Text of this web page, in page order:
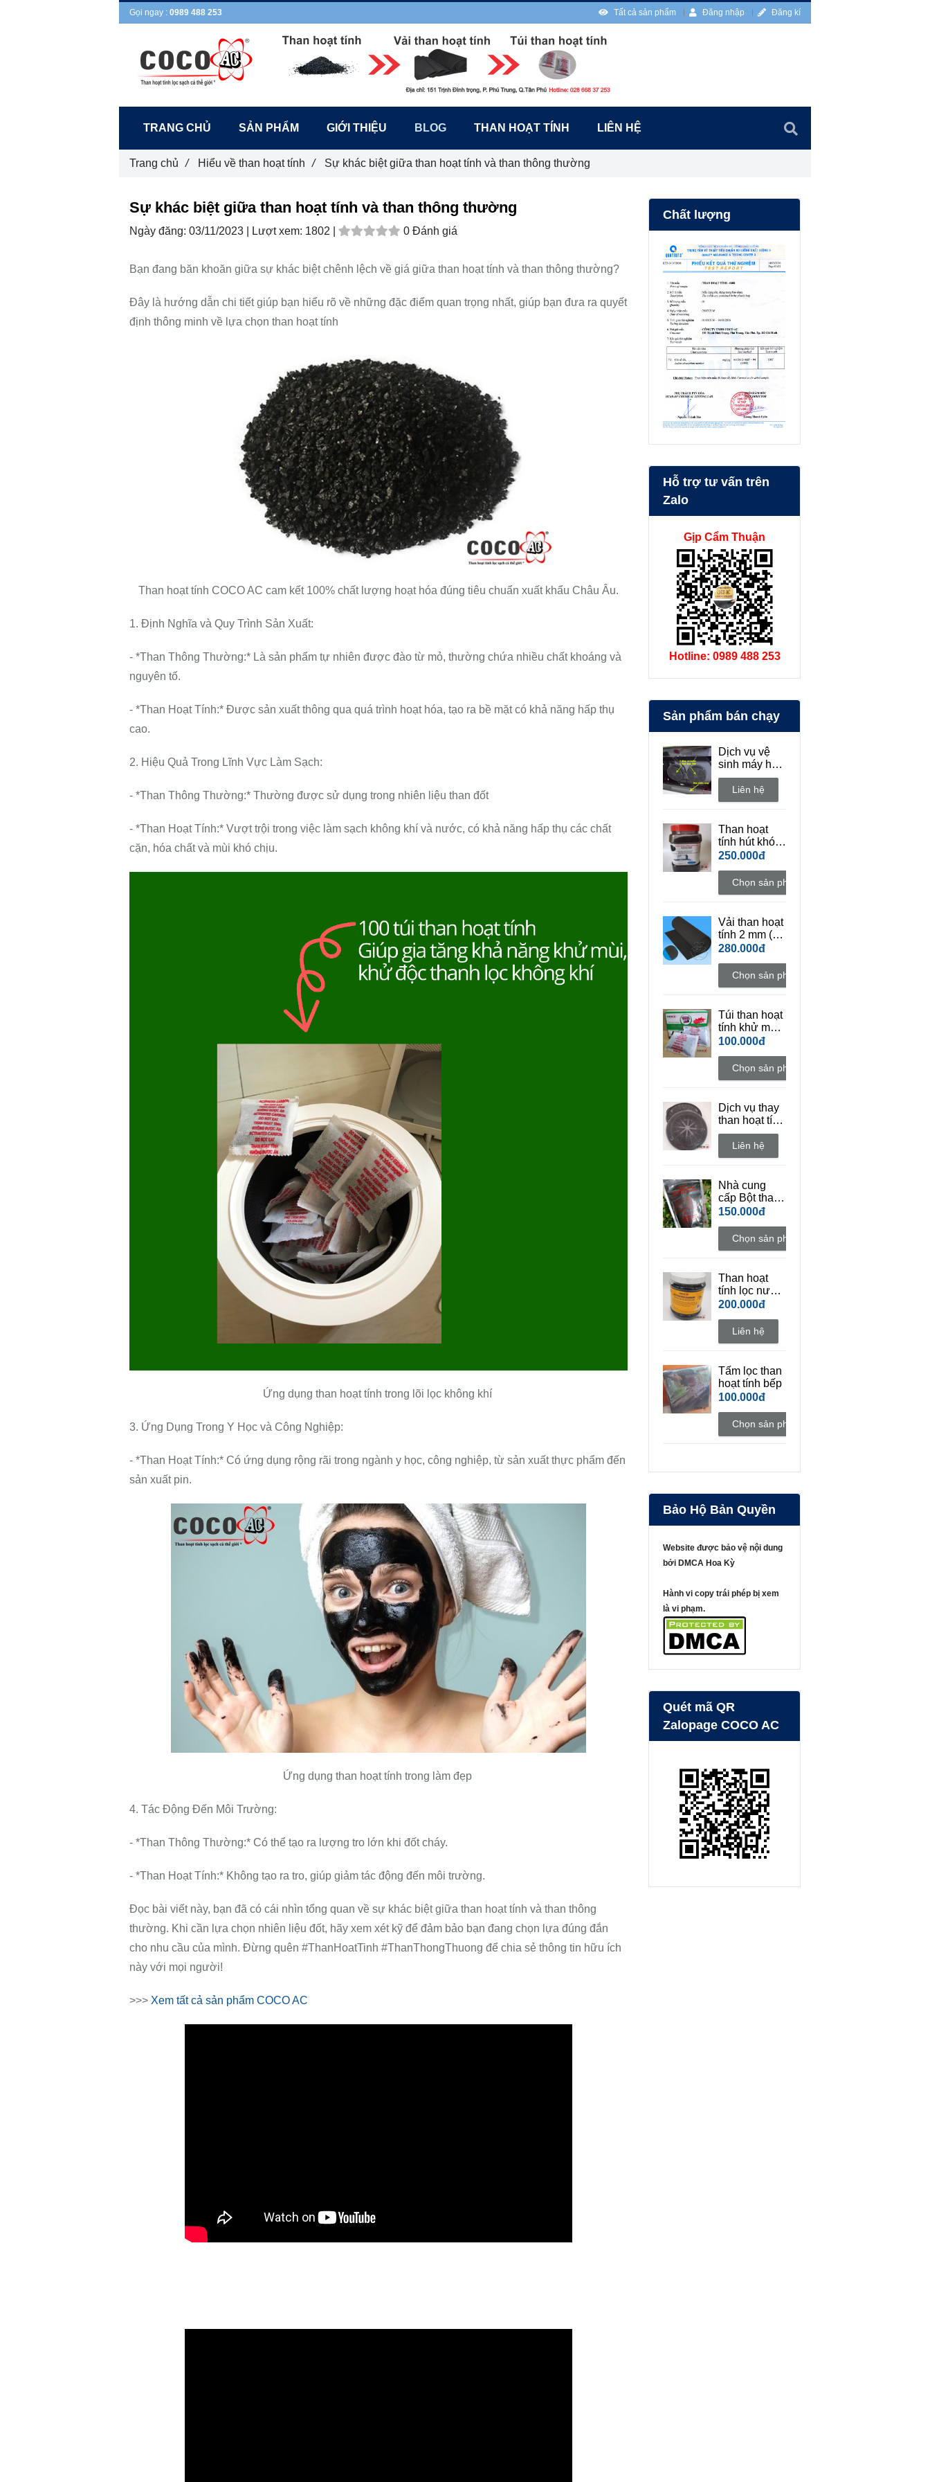
Sự khác biệt giữa than hoạt tính và than thông thường
Ngày đăng: 03/11/2023 | Lượt xem: 1802 | 0 Đánh giá
Bạn đang băn khoăn giữa sự khác biệt chênh lệch về giá giữa than hoạt tính và than thông thường?
Đây là hướng dẫn chi tiết giúp bạn hiểu rõ về những đặc điểm quan trọng nhất, giúp bạn đưa ra quyết
định thông minh về lựa chọn than hoạt tính
Than hoạt tính COCO AC cam kết 100% chất lượng hoạt hóa đúng tiêu chuẩn xuất khẩu Châu Âu.
1. Định Nghĩa và Quy Trình Sản Xuất:
- *Than Thông Thường:* Là sản phẩm tự nhiên được đào từ mỏ, thường chứa nhiều chất khoáng và
nguyên tố.
- *Than Hoạt Tính:* Được sản xuất thông qua quá trình hoạt hóa, tạo ra bề mặt có khả năng hấp thụ
cao.
2. Hiệu Quả Trong Lĩnh Vực Làm Sạch:
- *Than Thông Thường:* Thường được sử dụng trong nhiên liệu than đốt
- *Than Hoạt Tính:* Vượt trội trong việc làm sạch không khí và nước, có khả năng hấp thụ các chất
cặn, hóa chất và mùi khó chịu.
Ứng dụng than hoạt tính trong lõi lọc không khí
3. Ứng Dụng Trong Y Học và Công Nghiệp:
- *Than Hoạt Tính:* Có ứng dụng rộng rãi trong ngành y học, công nghiệp, từ sản xuất thực phẩm đến
sản xuất pin.
Ứng dụng than hoạt tính trong làm đẹp
4. Tác Động Đến Môi Trường:
- *Than Thông Thường:* Có thể tạo ra lượng tro lớn khi đốt cháy.
- *Than Hoạt Tính:* Không tạo ra tro, giúp giảm tác động đến môi trường.
Đọc bài viết này, bạn đã có cái nhìn tổng quan về sự khác biệt giữa than hoạt tính và than thông
thường. Khi cần lựa chọn nhiên liệu đốt, hãy xem xét kỹ để đảm bảo bạn đang chọn lựa đúng đắn
cho nhu cầu của mình. Đừng quên #ThanHoatTinh #ThanThongThuong để chia sẻ thông tin hữu ích
này với mọi người!
>>> Xem tất cả sản phẩm COCO AC
Chất lượng
Hỗ trợ tư vấn trên
Zalo
Gịp Cẩm Thuận
Hotline: 0989 488 253
Sản phẩm bán chạy
Dịch vụ vệ
sinh máy hút
mùi bếp tận
nhàLiên hệ
Than hoạt
tính hút khói
khử mùi bếp
250.000đ
Chọn sản phẩm
Vải than hoạt
tính 2 mm (
đặc điểm dai
280.000đ
Chọn sản phẩm
Túi than hoạt
tính khử mùi
COCO AC
tặng thêm 2
túi)
100.000đ
Chọn sản phẩm
Dịch vụ thay
than hoạt tính
vỉ lọc máy hút
mùi bếp
Liên hệ
Nhà cung
cấp Bột than
hoạt tính mỹ
150.000đ
Chọn sản phẩm
Than hoạt
tính lọc nước
hồ cá cảnh
200.000đ
Liên hệ
Tấm lọc than
hoạt tính bếp
100.000đ
Chọn sản phẩm
Bảo Hộ Bản Quyền
Website được bảo vệ nội dung
bởi DMCA Hoa Kỳ
Hành vi copy trái phép bị xem
là vi phạm.
Quét mã QR
Zalopage COCO AC
Trang chủ / Hiểu về than hoạt tính / Sự khác biệt giữa than hoạt tính và than thông thường
Gọi ngay : 0989 488 253 Tất cả sản phẩm Đăng nhập Đăng kí
TRANG CHỦ SẢN PHẨM GIỚI THIỆU BLOG THAN HOẠT TÍNH LIÊN HỆ